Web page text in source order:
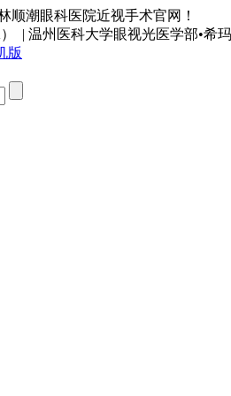
顺潮眼科医院近视手术官网！
| 温州医科大学眼视光医学部•希
版